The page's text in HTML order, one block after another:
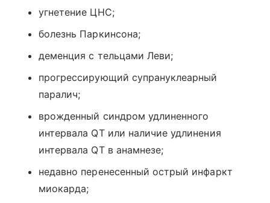
угнетение ЦНС;
болезнь Паркинсона;
деменция с тельцами Леви;
прогрессирующий супрануклеарный
паралич;
врожденный синдром удлиненного
интервала QT или наличие удлинения
интервала QT в анамнезе;
недавно перенесенный острый инфаркт
миокарда;